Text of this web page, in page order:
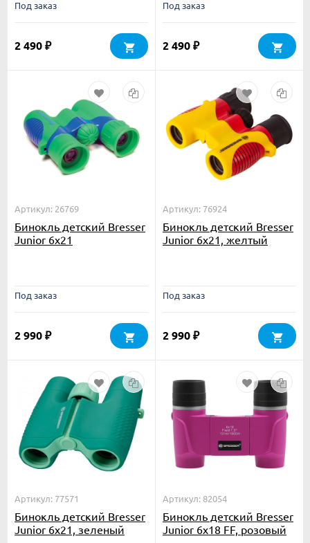
Под заказ
2 490 ₽
Под заказ
2 490 ₽
Артикул: 26769
Бинокль детский Bresser
Junior 6x21
Под заказ
2 990 ₽
Артикул: 76924
Бинокль детский Bresser
Junior 6x21, желтый
Под заказ
2 990 ₽
Артикул: 77571
Бинокль детский Bresser
Junior 6x21, зеленый
Артикул: 82054
Бинокль детский Bresser
Junior 6x18 FF, розовый